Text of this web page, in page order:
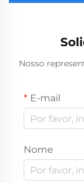
Nosso
E-mail
Nome